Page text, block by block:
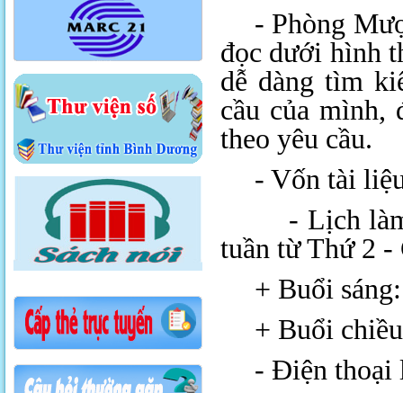
- Phòng
đọc dưới hình
dễ dàng tìm
cầu của
theo yêu cầu.
- Vốn tài
- Lịch làm
tuần từ Thứ 2
+ Buổi
+ Buổi
- Điện thoại